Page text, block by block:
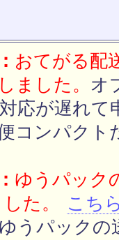
おてがる配
ました。 オ
応が遅れ
コンパクト
ゆうパック
た。
こち
うパックの